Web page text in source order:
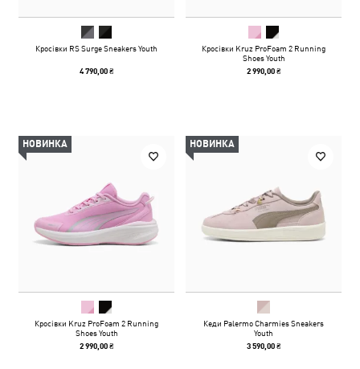
Кросівки RS Surge Sneakers Youth
4 790,00 ₴
Кросівки Kruz ProFoam 2 Running
Shoes Youth
2 990,00 ₴
НОВИНКА
Кросівки Kruz ProFoam 2 Running
Shoes Youth
2 990,00 ₴
НОВИНКА
Кеди Palermo Charmies Sneakers
Youth
3 590,00 ₴